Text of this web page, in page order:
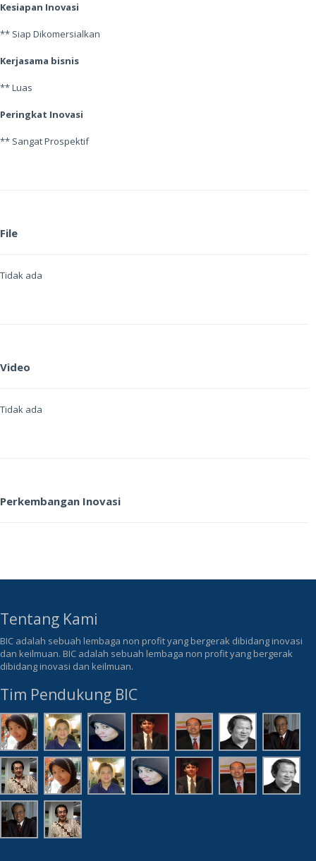
Kesiapan Inovasi
** Siap Dikomersialkan
Kerjasama bisnis
** Luas
Peringkat Inovasi
** Sangat Prospektif
File
Tidak ada
Video
Tidak ada
Perkembangan Inovasi
Tentang Kami
BIC adalah sebuah lembaga non profit yang bergerak dibidang inovasi
dan keilmuan. BIC adalah sebuah lembaga non profit yang bergerak
dibidang inovasi dan keilmuan.
Tim Pendukung BIC